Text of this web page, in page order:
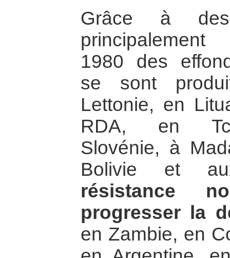
Grâce à
principalement
1980 des
se sont
Lettonie, en
RDA, en
Slovénie, à
Bolivie et
résistance
progresser la
en Zambie, en